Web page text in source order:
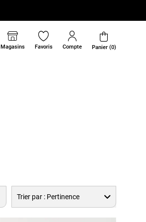
Magasins Favoris Compte Panier (0)
Trier par :Pertinence